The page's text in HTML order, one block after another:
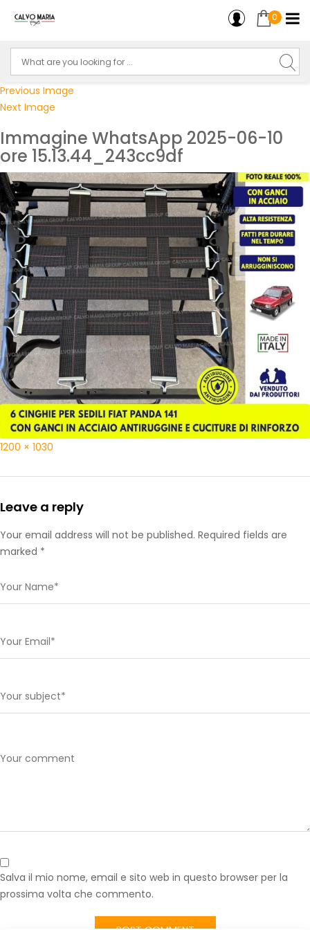
0
Previous Image
Next Image
Immagine WhatsApp 2025-06-10
ore 15.13.44_243cc9df
1200 × 1030
Leave a reply
Your email address will not be published. Required fields are
marked *
Salva il mio nome, email e sito web in questo browser per la
prossima volta che commento.